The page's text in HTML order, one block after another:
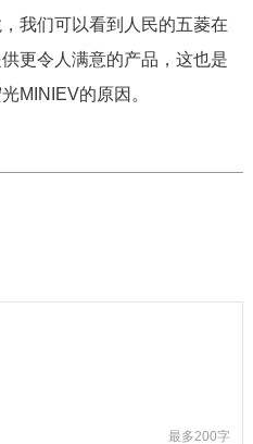
我们可以看到人民的五菱在
更令人满意的产品，这也是
MINIEV的原因。
最多200字